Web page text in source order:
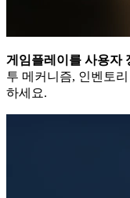
게임플레이를 사용자
투 메커니즘, 인벤토
하세요.